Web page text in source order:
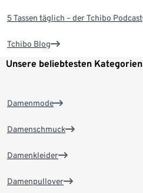
5 Tassen täglich – der Tchibo Podcast
Tchibo Blog
Unsere beliebtesten Kategorien
Damenmode
Damenschmuck
Damenkleider
Damenpullover